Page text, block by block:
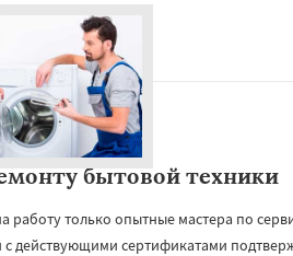
бытовой техники
работу только опытные мастера по
действующими сертификатами